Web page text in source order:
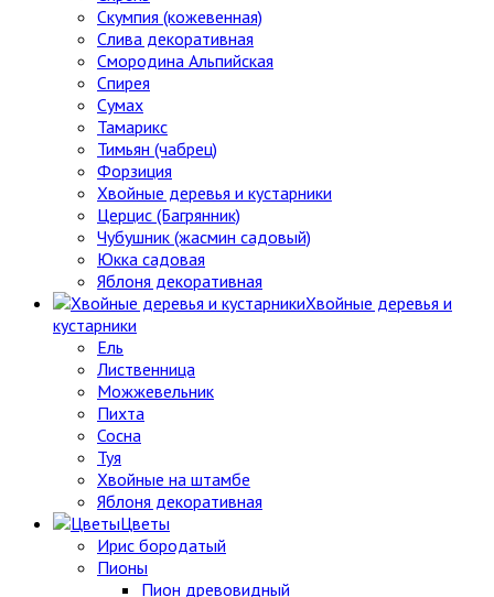
Скумпия (кожевенная)
Слива декоративная
Смородина Альпийская
Спирея
Сумах
Тамарикс
Тимьян (чабрец)
Форзиция
Хвойные деревья и кустарники
Церцис (Багрянник)
Чубушник (жасмин садовый)
Юкка садовая
Яблоня декоративная
Хвойные деревья и
кустарники
Ель
Лиственница
Можжевельник
Пихта
Сосна
Туя
Хвойные на штамбе
Яблоня декоративная
Цветы
Ирис бородатый
Пионы
Пион древовидный